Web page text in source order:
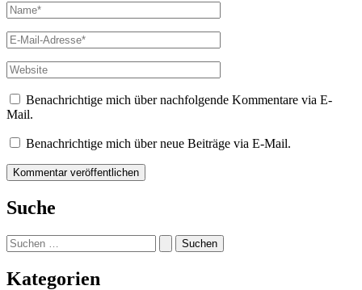
Name*
E-
Mail-
Adresse*
Website
Benachrichtige mich über nachfolgende Kommentare via E-
Mail.
Benachrichtige mich über neue Beiträge via E-Mail.
Suche
Suchen
nach:
Kategorien